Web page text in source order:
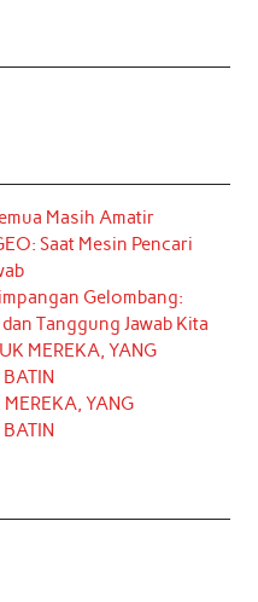
Masih Amatir
Saat Mesin Pencari
Gelombang:
Tanggung Jawab Kita
MEREKA, YANG
BATIN
MEREKA, YANG
BATIN